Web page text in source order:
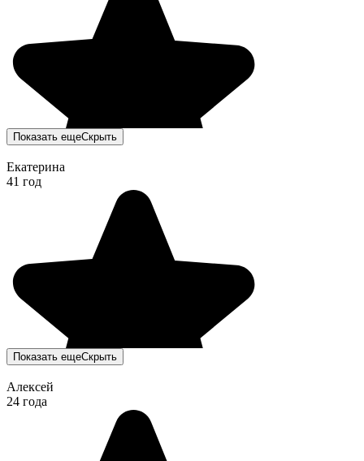
Показать ещеСкрыть
Екатерина
41 год
Показать ещеСкрыть
Алексей
24 года